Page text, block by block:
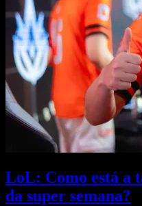
LoL: Como está a
da super semana?